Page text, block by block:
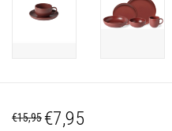
€15,95€7,95